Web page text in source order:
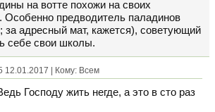
на вотте похожи на своих
предводитель паладинов
за адресный мат, кажется), советующий
себе свои школы.
12.01.2017 | Кому: Всем
Господу жить негде, а это в сто раз